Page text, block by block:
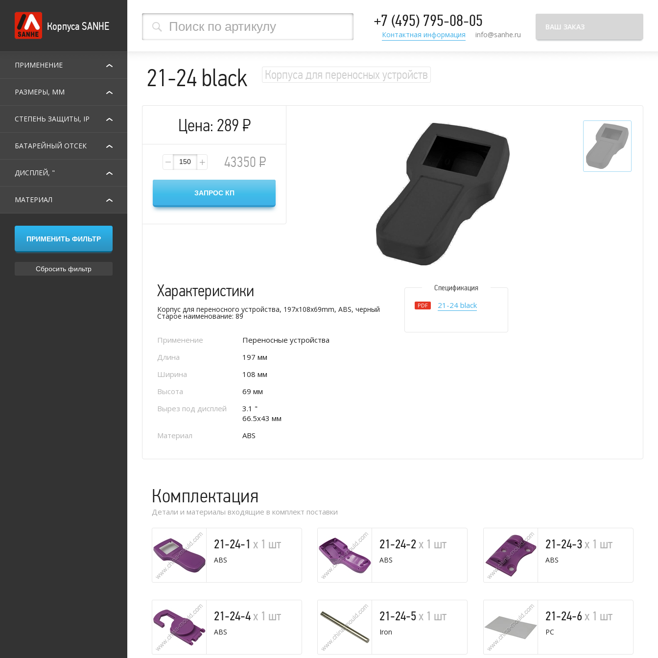
ВАШ ЗАКАЗ
+7 (495) 795-08-05
Контактная информация info@sanhe.ru
Корпуса SANHE
ПРИМЕНЕНИЕ
РАЗМЕРЫ, ММ
СТЕПЕНЬ ЗАЩИТЫ, IP
БАТАРЕЙНЫЙ ОТСЕК
ДИСПЛЕЙ, "
МАТЕРИАЛ
21-24 black Корпуса для переносных устройств
Цена: 289 Р
43350 Р
Характеристики
Корпус для переносного устройства, 197x108x69mm, ABS, черный
Старое наименование: 89
Применение
Переносные устройства
Длина
197 мм
Ширина
108 мм
Высота
69 мм
Вырез под дисплей
3.1 "
66.5x43 мм
Материал
ABS
Спецификация
PDF 21-24 black
Комплектация
Детали и материалы входящие в комплект поставки
21-24-1 х 1 шт
ABS
21-24-2х 1 шт
ABS
21-24-3х 1 шт
ABS
21-24-4х 1 шт
ABS
21-24-5х 1 шт
Iron
21-24-6х 1 шт
PC